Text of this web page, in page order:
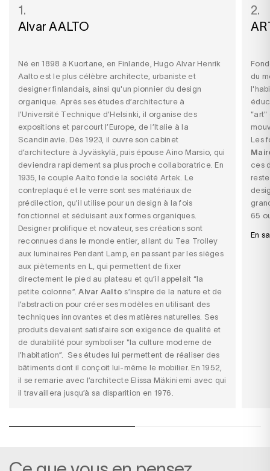
1.
Alvar AALTO
Né en 1898 à Kuortane, en Finlande, Hugo Alvar Henrik
Aalto est le plus célèbre architecte, urbaniste et
designer finlandais, ainsi qu'un pionnier du design
organique. Après ses études d’architecture à
l’Université Technique d’Helsinki, il organise des
expositions et parcourt l’Europe, de l’Italie à la
Scandinavie. Dès 1923, il ouvre son cabinet
d’architecture à Jyväskylä, puis épouse Aino Marsio, qui
deviendra rapidement sa plus proche collaboratrice. En
1935, le couple Aalto fonde la société Artek. Le
contreplaqué et le verre sont ses matériaux de
prédilection, qu'il utilise pour un design à la fois
fonctionnel et séduisant aux formes organiques.
Designer prolifique et novateur, ses créations sont
reconnues dans le monde entier, allant du Tea Trolley
aux luminaires Pendant Lamp, en passant par les sièges
aux piètements en L, qui permettent de fixer
directement le pied au plateau et qu’il appelait “la
petite colonne”.Alvar Aalto s’inspire de la nature et de
l’abstraction pour créer ses modèles en utilisant des
techniques innovantes et des matières naturelles. Ses
produits devaient satisfaire son exigence de qualité et
de durabilité pour symboliser "la culture moderne de
l’habitation”. Ses études lui permettent de réaliser des
bâtiments dont il conçoit lui-même le mobilier. En 1952,
il se remarie avec l’architecte Elissa Mäkiniemi avec qui
il travaillera jusqu’à sa disparition en 1976.
2.
du
"art"
Les
ces
65
En